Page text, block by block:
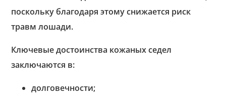
поскольку благодаря этому снижается риск
травм лошади.
Ключевые достоинства кожаных седел
заключаются в:
долговечности;